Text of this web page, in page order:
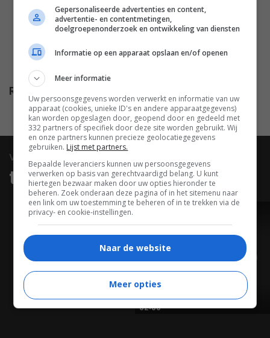
Santoni,Dominic West,
Marianne Jean-Baptiste
Azura
Krebs,Alan Tudyk ,Loudon
Release
video
trailers & clips
02:33
TRAILER
Gepersonaliseerde advertenties en content,
advertentie- en contentmetingen,
doelgroepenonderzoek en ontwikkeling van diensten
Informatie op een apparaat opslaan en/of openen
Meer informatie
Uw persoonsgegevens worden verwerkt en informatie van uw
apparaat (cookies, unieke ID's en andere apparaatgegevens)
kan worden opgeslagen door, geopend door en gedeeld met
332 partners of specifiek door deze site worden gebruikt. Wij
en onze partners kunnen precieze geolocatiegegevens
gebruiken. Lijst met partners.
Bepaalde leveranciers kunnen uw persoonsgegevens
verwerken op basis van gerechtvaardigd belang. U kunt
hiertegen bezwaar maken door uw opties hieronder te
beheren. Zoek onderaan deze pagina of in het sitemenu naar
een link om uw toestemming te beheren of in te trekken via de
privacy- en cookie-instellingen.
Naar de website
Meer opties